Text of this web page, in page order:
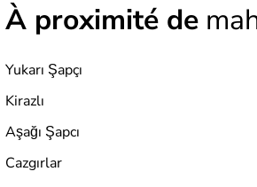
À proximité de
Yukarı Şapçı
Kirazlı
Aşağı Şapcı
Cazgırlar